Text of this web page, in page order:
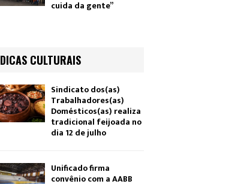
cuida da gente”
DICAS CULTURAIS
Sindicato dos(as)
Trabalhadores(as)
Domésticos(as) realiza
tradicional feijoada no
dia 12 de julho
Unificado firma
convênio com a AABB